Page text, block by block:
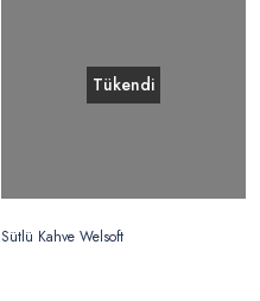
Tükendi
Sütlü Kahve Welsoft